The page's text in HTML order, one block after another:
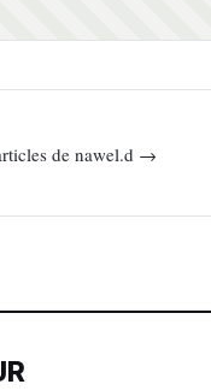
de nawel.d →